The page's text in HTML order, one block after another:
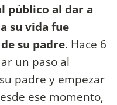
público al dar a
su vida fue
su padre. Hace 6
un paso al
padre y empezar
ese momento,